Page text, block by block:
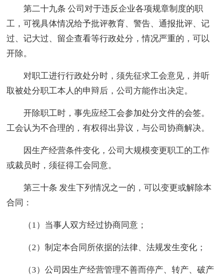
第二十九条 公司对于违反企业各项规章制度的职
工，可视具体情况给予批评教育、警告、通报批评、记
过、记大过、留企查看等行政处分，情况严重的，可以
开除。
对职工进行行政处分时，须先征求工会意见，并听
取被处分职工本人的申辩后，公司方能作出决定。
开除职工时，事先应经工会参加处分文件的会签。
工会认为不合理的，有权得出异议，与公司协商解决。
因生产经营条件变化，公司大规模变更职工的工作
或裁员时，须征得工会同意。
第三十条 发生下列情况之一的，可以变更或解除本
合同：
（1）当事人双方经过协商同意；
（2）制定本合同所依据的法律、法规发生变化；
（3）公司因生产经营管理不善而停产、转产、破产